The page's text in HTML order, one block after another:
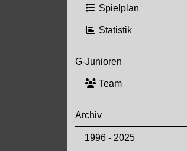
Spielplan
Statistik
G-Junioren
Team
Archiv
1996 - 2025